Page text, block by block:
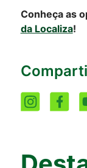
Conheça as
da Localiza!